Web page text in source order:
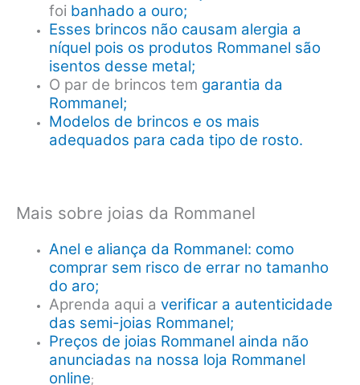
foi banhado a ouro;
Esses brincos não causam alergia a
níquel pois os produtos Rommanel são
isentos desse metal;
O par de brincos tem garantia da
Rommanel;
Modelos de brincos e os mais
adequados para cada tipo de rosto.
Mais sobre joias da Rommanel
Anel e aliança da Rommanel: como
comprar sem risco de errar no tamanho
do aro;
Aprenda aqui averificar a autenticidade
das semi-joias Rommanel;
Preços de joias Rommanel ainda não
anunciadas na nossa loja Rommanel
online;